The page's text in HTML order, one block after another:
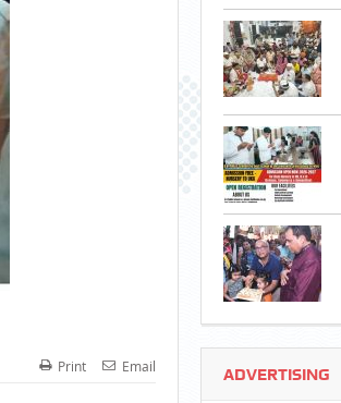
Print Email ADVERTISING